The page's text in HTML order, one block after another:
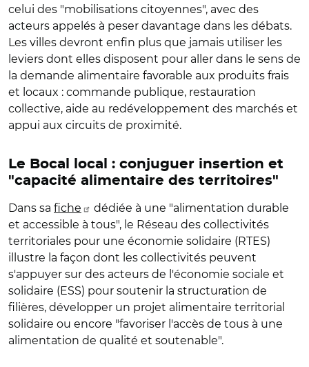
celui des "mobilisations citoyennes", avec des
acteurs appelés à peser davantage dans les débats.
Les villes devront enfin plus que jamais utiliser les
leviers dont elles disposent pour aller dans le sens de
la demande alimentaire favorable aux produits frais
et locaux : commande publique, restauration
collective, aide au redéveloppement des marchés et
appui aux circuits de proximité.
Le Bocal local : conjuguer insertion et
"capacité alimentaire des territoires"
Dans sa fiche
dédiée à une "alimentation durable
et accessible à tous", le Réseau des collectivités
territoriales pour une économie solidaire (RTES)
illustre la façon dont les collectivités peuvent
s'appuyer sur des acteurs de l'économie sociale et
solidaire (ESS) pour soutenir la structuration de
filières, développer un projet alimentaire territorial
solidaire ou encore "favoriser l'accès de tous à une
alimentation de qualité et soutenable".